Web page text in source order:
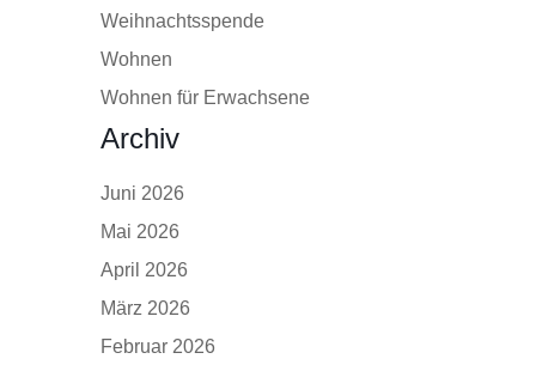
Weihnachtsspende
Wohnen
Wohnen für Erwachsene
Archiv
Juni 2026
Mai 2026
April 2026
März 2026
Februar 2026